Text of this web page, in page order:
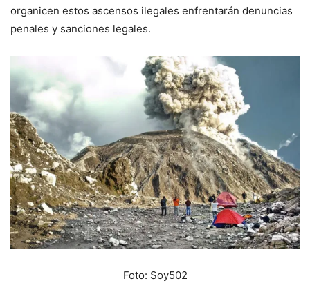
organicen estos ascensos ilegales enfrentarán denuncias
penales y sanciones legales.
Foto: Soy502